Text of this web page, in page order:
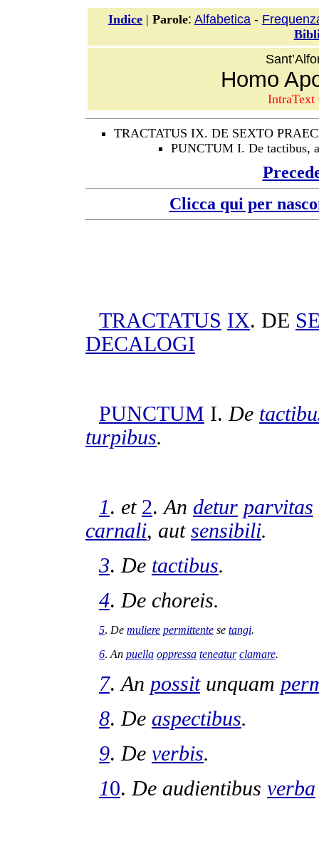
Indice | Parole: Alfabetica -
Homo
IntraText
TRACTATUS IX. DE SEXTO
PUNCTUM I. De tactibus,
Clicca qui per
TRACTATUS IX. DE
DECALOGI
PUNCTUM I. De
turpibus.
1. et 2. An detur parvitas
carnali, aut sensibili.
3. De tactibus.
4. De choreis.
5. De muliere permittentese tangi.
6. An puella oppressa teneatur clamare.
7. An possitunquam
8. De aspectibus.
9. De verbis.
10. De audientibus verba